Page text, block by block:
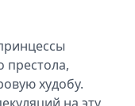
престола,
худобу.